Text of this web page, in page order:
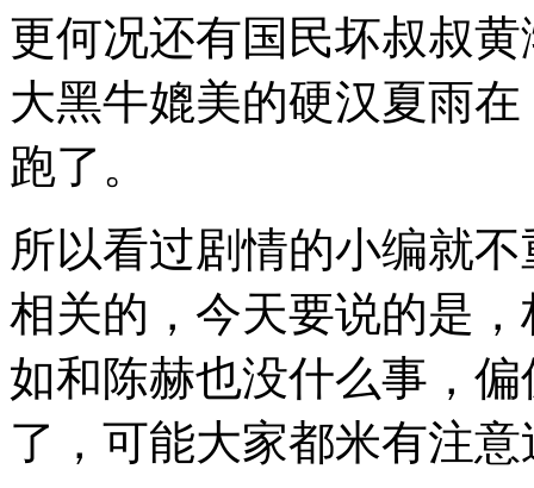
一
样
哦，
要
说
哪
里
一
样，
过
综
艺
的
人
应
该
更何况还有国民坏叔叔
大黑牛媲美的硬汉夏雨
跑了。
所以看过剧情的小编就
相关的，今天要说的是
如和陈赫也没什么事，
了，可能大家都米有注意